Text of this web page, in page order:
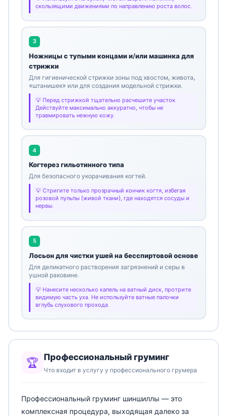
скользящими движениями по направлению роста волос.
3
Ножницы с тупыми концами и/или машинка для
стрижки
Для гигиенической стрижки зоны под хвостом, живота,
«штанишек» или для создания модельной стрижки.
Перед стрижкой тщательно расчешите участок.
Действуйте максимально аккуратно, чтобы не
травмировать нежную кожу.
4
Когтерез гильотинного типа
Для безопасного укорачивания когтей.
Стригите только прозрачный кончик когтя, избегая
розовой пульпы (живой ткани), где находятся сосуды и
нервы.
5
Лосьон для чистки ушей на бесспиртовой основе
Для деликатного растворения загрязнений и серы в
ушной раковине.
Нанесите несколько капель на ватный диск, протрите
видимую часть уха. Не используйте ватные палочки
вглубь слухового прохода.
🏆 Профессиональный груминг
Что входит в услугу у профессионального грумера
Профессиональный груминг шиншиллы — это
комплексная процедура, выходящая далеко за